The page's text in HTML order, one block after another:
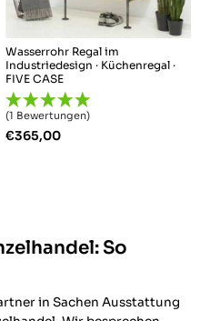
Wasserrohr Regal im
Industriedesign · Küchenregal ·
FIVE CASE
(1 Bewertungen)
€365,00
So
in Sachen Ausstattung